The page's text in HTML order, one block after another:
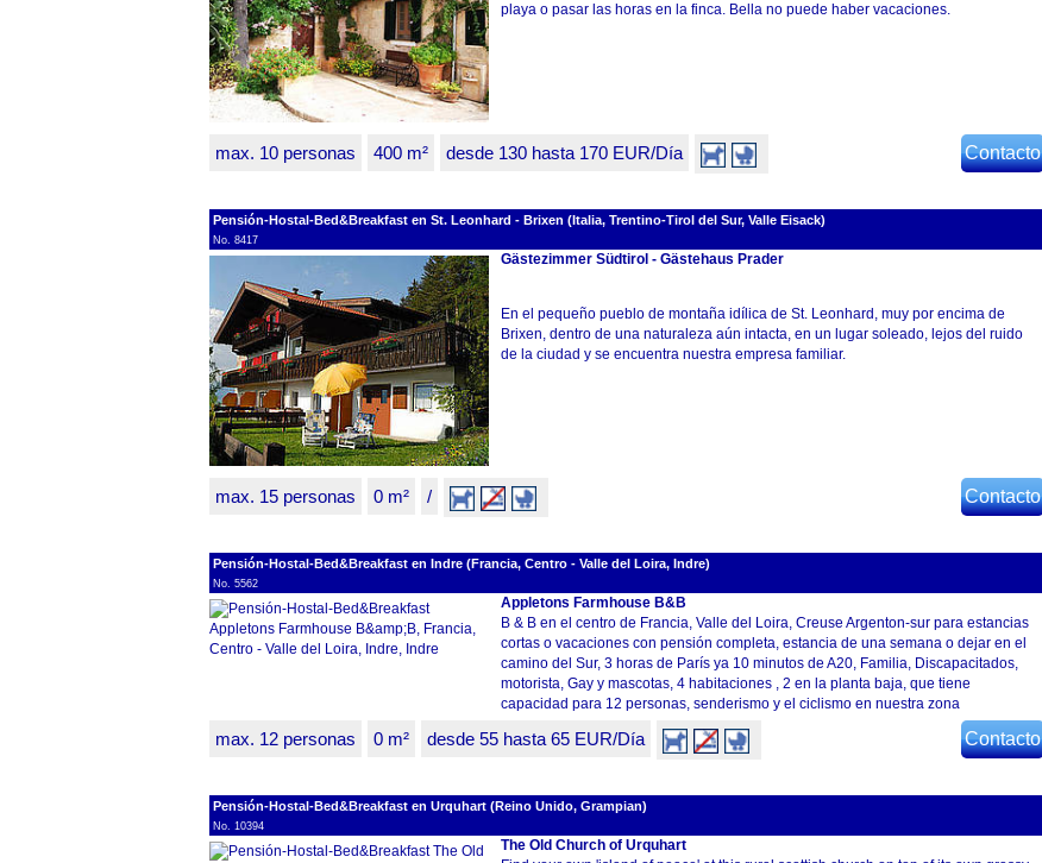
playa o pasar las horas en la finca. Bella no puede haber vacaciones.
max. 10 personas 400 m² desde 130 hasta 170 EUR/Día Contacto
Pensión-Hostal-Bed&Breakfast en St. Leonhard - Brixen (Italia, Trentino-Tirol del Sur, Valle Eisack)
No. 8417
Gästezimmer Südtirol - Gästehaus Prader
En el pequeño pueblo de montaña idílica de St. Leonhard, muy por encima de
Brixen, dentro de una naturaleza aún intacta, en un lugar soleado, lejos del ruido
de la ciudad y se encuentra nuestra empresa familiar.
max. 15 personas 0 m² / Contacto
Pensión-Hostal-Bed&Breakfast en Indre (Francia, Centro - Valle del Loira, Indre)
No. 5562
Appletons Farmhouse B&B
B & B en el centro de Francia, Valle del Loira, Creuse Argenton-sur para estancias
cortas o vacaciones con pensión completa, estancia de una semana o dejar en el
camino del Sur, 3 horas de París ya 10 minutos de A20, Familia, Discapacitados,
motorista, Gay y mascotas, 4 habitaciones , 2 en la planta baja, que tiene
capacidad para 12 personas, senderismo y el ciclismo en nuestra zona
max. 12 personas 0 m² desde 55 hasta 65 EUR/Día Contacto
Pensión-Hostal-Bed&Breakfast en Urquhart (Reino Unido, Grampian)
No. 10394
The Old Church of Urquhart